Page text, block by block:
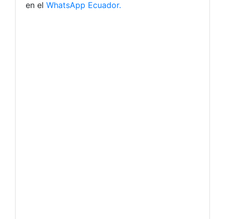
en el WhatsApp Ecuador.